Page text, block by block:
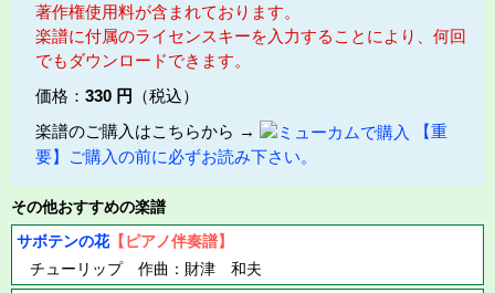
著作権使用料が含まれております。
楽譜に付属のライセンスキーを入力することにより、何回
でもダウンロードできます。
価格： 330 円
（税込）
楽譜のご購入はこちらから →
【重
要】ご購入の前に必ずお読み下さい。
その他おすすめの楽譜
サボテンの花【ピアノ伴奏譜】
チューリップ 作曲：財津 和夫